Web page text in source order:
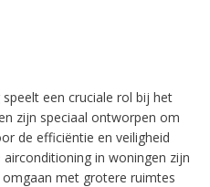
een cruciale rol bij het
zijn speciaal ontworpen om
de efficiëntie en veiligheid
in woningen zijn
met grotere ruimtes